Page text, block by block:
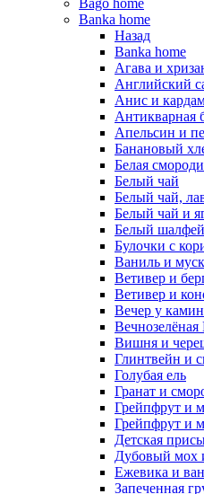
Bago home
Banka home
Назад
Banka home
Агава и
Английский
Анис и
Антикварная
Апельсин и
Банановый
Белая
Белый чай
Белый чай,
Белый чай и
Белый
Булочки с
Ваниль и
Ветивер и
Ветивер и
Вечер у
Вечнозелёная
Вишня и
Глинтвейн и
Голубая ель
Гранат и
Грейпфрут и
Грейпфрут и
Детская
Дубовый мох
Ежевика и
Запеченная